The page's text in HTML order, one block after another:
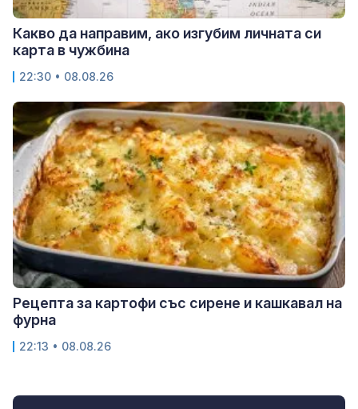
Какво да направим, ако изгубим личната си
карта в чужбина
22:30 • 08.08.26
Рецепта за картофи със сирене и кашкавал на
фурна
22:13 • 08.08.26